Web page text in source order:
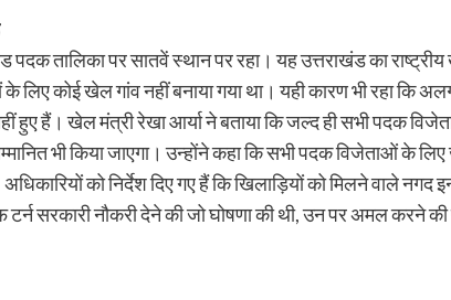
तालिका पर सातवें स्थान पर रहा। यह उत्तराखंड का राष्ट्रीय
लिए कोई खेल गांव नहीं बनाया गया था। यही कारण भी रहा कि
हुए हैं। खेल मंत्री रेखा आर्या ने बताया कि जल्द ही सभी पदक
भी किया जाएगा। उन्होंने कहा कि सभी पदक विजेताओं के लिए
को निर्देश दिए गए हैं कि खिलाड़ियों को मिलने वाले नगद
सरकारी नौकरी देने की जो घोषणा की थी, उन पर अमल करने